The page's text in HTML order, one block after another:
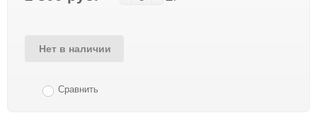
Нет в наличии
Сравнить